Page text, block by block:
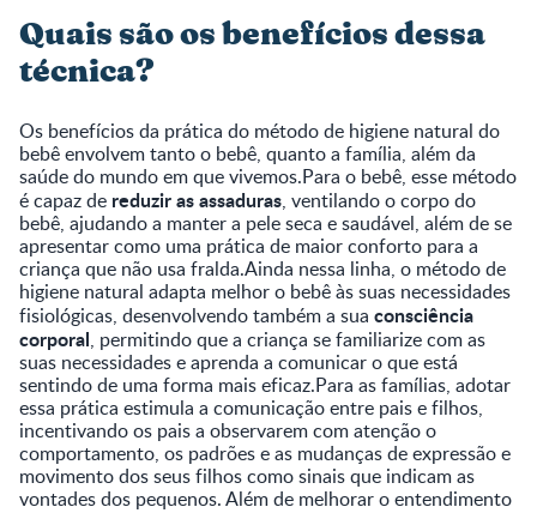
Quais são os benefícios dessa
técnica?
Os benefícios da prática do método de higiene natural do
bebê envolvem tanto o bebê, quanto a família, além da
saúde do mundo em que vivemos.Para o bebê, esse método
é capaz de reduzir as assaduras, ventilando o corpo do
bebê, ajudando a manter a pele seca e saudável, além de se
apresentar como uma prática de maior conforto para a
criança que não usa fralda.Ainda nessa linha, o método de
higiene natural adapta melhor o bebê às suas necessidades
fisiológicas, desenvolvendo também a sua consciência
corporal, permitindo que a criança se familiarize com as
suas necessidades e aprenda a comunicar o que está
sentindo de uma forma mais eficaz.Para as famílias, adotar
essa prática estimula a comunicação entre pais e filhos,
incentivando os pais a observarem com atenção o
comportamento, os padrões e as mudanças de expressão e
movimento dos seus filhos como sinais que indicam as
vontades dos pequenos. Além de melhorar o entendimento